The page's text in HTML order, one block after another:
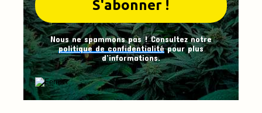
Nous ne spammons pas ! Consultez notre
politique de confidentialitépour plus
d’informations.